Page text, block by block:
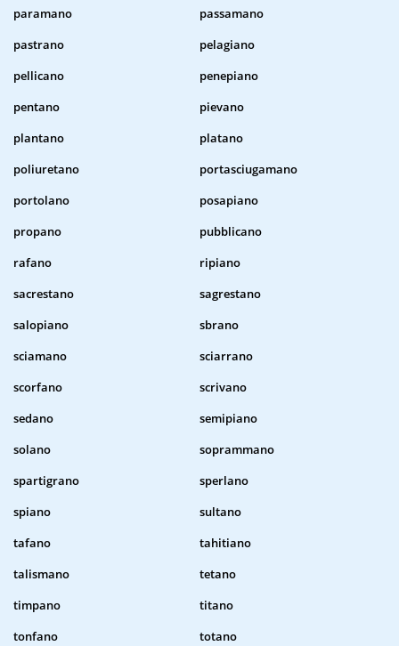
paramano
passamano
pastrano
pelagiano
pellicano
penepiano
pentano
pievano
plantano
platano
poliuretano
portasciugamano
portolano
posapiano
propano
pubblicano
rafano
ripiano
sacrestano
sagrestano
salopiano
sbrano
sciamano
sciarrano
scorfano
scrivano
sedano
semipiano
solano
soprammano
spartigrano
sperlano
spiano
sultano
tafano
tahitiano
talismano
tetano
timpano
titano
tonfano
totano